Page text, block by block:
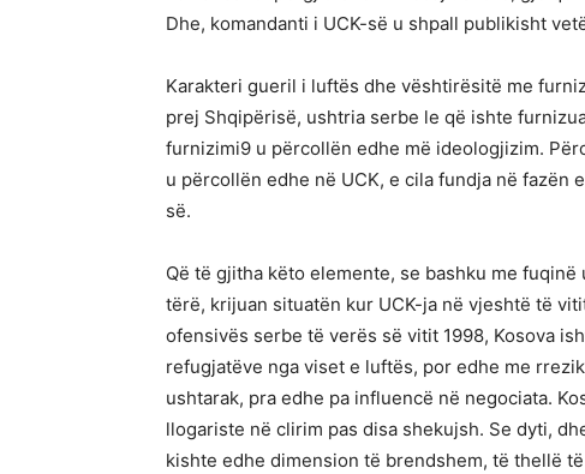
Dhe, komandanti i UCK-së u shpall publikisht
Karakteri gueril i luftës dhe vështirësitë me
prej Shqipërisë, ushtria serbe le që ishte
furnizimi9 u përcollën edhe më ideologjizim.
u përcollën edhe në UCK, e cila fundja në fazën
së.
Që të gjitha këto elemente, se bashku me
tërë, krijuan situatën kur UCK-ja në vjeshtë të
ofensivës serbe të verës së vitit 1998, Kosova
refugjatëve nga viset e luftës, por edhe me
ushtarak, pra edhe pa influencë në negociata.
llogariste në clirim pas disa shekujsh. Se dyti,
kishte edhe dimension të brendshem, të thellë